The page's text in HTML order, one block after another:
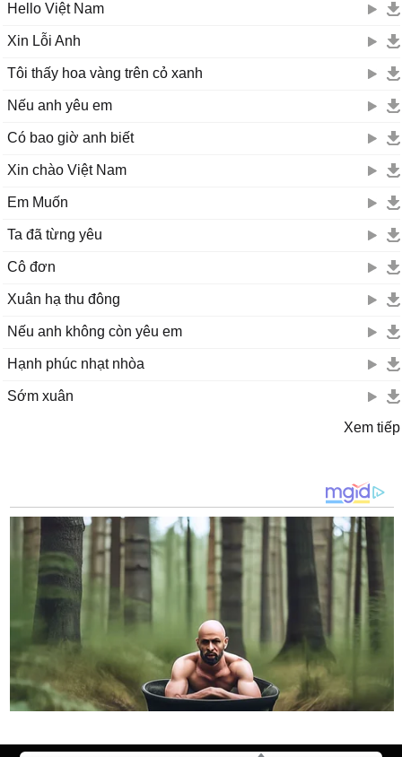
Hello Việt Nam
Xin Lỗi Anh
Tôi thấy hoa vàng trên cỏ xanh
Nếu anh yêu em
Có bao giờ anh biết
Xin chào Việt Nam
Em Muốn
Ta đã từng yêu
Cô đơn
Xuân hạ thu đông
Nếu anh không còn yêu em
Hạnh phúc nhạt nhòa
Sớm xuân
Xem tiếp